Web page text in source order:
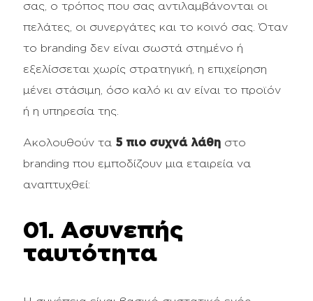
σας, ο τρόπος που σας αντιλαμβάνονται οι
πελάτες, οι συνεργάτες και το κοινό σας. Όταν
το branding δεν είναι σωστά στημένο ή
εξελίσσεται χωρίς στρατηγική, η επιχείρηση
μένει στάσιμη, όσο καλό κι αν είναι το προϊόν
ή η υπηρεσία της.
Ακολουθούν τα 5 πιο συχνά λάθη στο
branding που εμποδίζουν μια εταιρεία να
αναπτυχθεί:
01. Ασυνεπής
ταυτότητα